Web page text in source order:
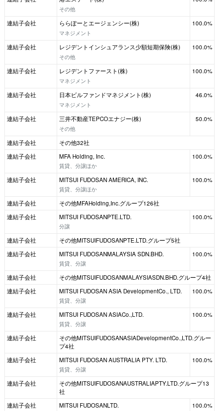
その他
連結子会社
ららぽーとエージェンシー(株)
マネジメント
100.0%
連結子会社
レジデントインシュアランス少額短期保険(株)
その他
100.0%
連結子会社
レジデントファースト(株)
マネジメント
100.0%
連結子会社
日本ビルファンドマネジメント(株)
マネジメント
46.0%
連結子会社
三井不動産TEPCOエナジー(株)
その他
50.0%
連結子会社
その他32社
連結子会社
MFA Holding, Inc.
賃貸、分譲ほか
100.0%
連結子会社
MITSUI FUDOSAN AMERICA, INC.
賃貸、分譲ほか
100.0%
連結子会社
その他MFAHolding,Inc.グループ126社
連結子会社
MITSUI FUDOSANPTE.LTD.
分譲
100.0%
連結子会社
その他MITSUIFUDOSANPTE.LTD.グループ5社
連結子会社
MITSUI FUDOSANMALAYSIA SDN.BHD.
賃貸、分譲
100.0%
連結子会社
その他MITSUIFUDOSANMALAYSIASDN.BHD.グループ4社
連結子会社
MITSUI FUDOSAN ASIA DevelopmentCo., LTD.
賃貸、分譲
100.0%
連結子会社
MITSUI FUDOSAN ASIACo.,LTD.
賃貸、分譲
100.0%
連結子会社
その他MITSUIFUDOSANASIADevelopmentCo.,LTD.グルー
プ4社
連結子会社
MITSUI FUDOSAN AUSTRALIA PTY. LTD.
賃貸、分譲
100.0%
連結子会社
その他MITSUIFUDOSANAUSTRALIAPTY.LTD.グループ13
社
連結子会社
MITSUI FUDOSANLTD.
100.0%